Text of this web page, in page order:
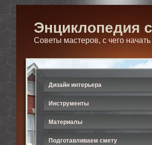
Энциклопедия
Советы мастеров, с чего
Дизайн интерьера
Инструменты
Материалы
Подготавливаем смету